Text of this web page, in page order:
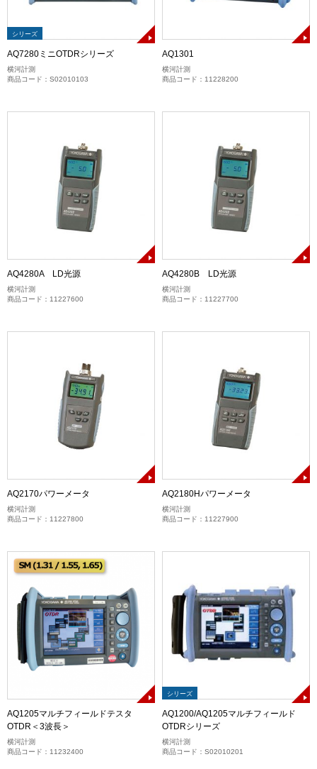
シリーズ
AQ7280ミニOTDRシリーズ
横河計測
商品コード：S02010103
AQ1301
横河計測
商品コード：11228200
AQ4280A LD光源
横河計測
商品コード：11227600
AQ4280B LD光源
横河計測
商品コード：11227700
AQ2170パワーメータ
横河計測
商品コード：11227800
AQ2180Hパワーメータ
横河計測
商品コード：11227900
AQ1205マルチフィールドテスタ
OTDR＜3波長＞
横河計測
商品コード：11232400
シリーズ
AQ1200/AQ1205マルチフィールド
OTDRシリーズ
横河計測
商品コード：S02010201